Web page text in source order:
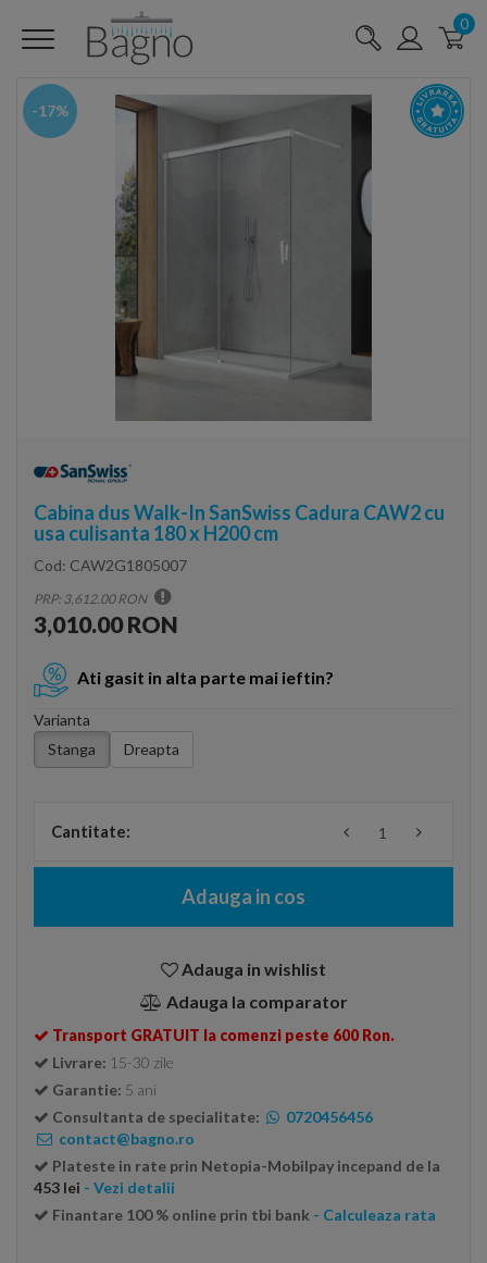
0
-17%
Cabina dus Walk-In SanSwiss Cadura CAW2 cu
usa culisanta 180 x H200 cm
Cod: CAW2G1805007
PRP: 3,612.00 RON
3,010.00 RON
Ati gasit in alta parte mai ieftin?
Varianta
Stanga
Dreapta
Cantitate:
Adauga in cos
Adauga in wishlist
Adauga la comparator
Transport GRATUIT la comenzi peste 600 Ron.
Livrare: 15-30 zile
Garantie: 5 ani
Consultanta de specialitate:
0720456456
contact@bagno.ro
Plateste in rate prin Netopia-Mobilpay incepand de la
453 lei - Vezi detalii
Finantare 100 % online prin tbi bank - Calculeaza rata